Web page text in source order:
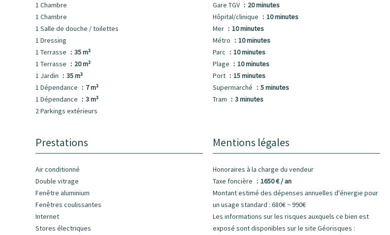
1 Chambre
1 Chambre
1 Salle de douche / toilettes
1 Dressing
1 Terrasse
35 m²
1 Terrasse
20 m²
1 Jardin
35 m²
1 Dépendance
7 m²
1 Dépendance
3 m²
2 Parkings extérieurs
Gare TGV
20 minutes
Hôpital/clinique
10 minutes
Mer
10 minutes
Métro
10 minutes
Parc
10 minutes
Plage
10 minutes
Port
15 minutes
Supermarché
5 minutes
Tram
3 minutes
Prestations
Air conditionné
Double vitrage
Fenêtre aluminium
Fenêtres coulissantes
Internet
Stores électriques
Mentions légales
Honoraires à la charge du vendeur
Taxe foncière
1650 € / an
Montant estimé des dépenses annuelles d'énergie pour
un usage standard : 680€ ~ 990€
Les informations sur les risques auxquels ce bien est
exposé sont disponibles sur le site Géorisques :